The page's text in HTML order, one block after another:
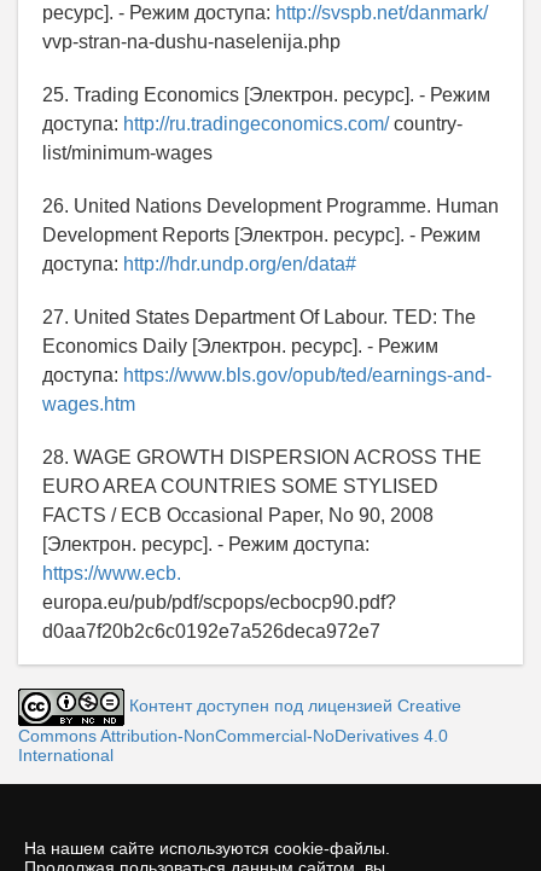
На нашем сайте используются cookie-файлы.
ресурс]. - Режим доступа: http://svspb.net/danmark/
vvp-stran-na-dushu-naselenija.php
25. Trading Economics [Электрон. ресурс]. - Режим
доступа: http://ru.tradingeconomics.com/ country-
list/minimum-wages
26. United Nations Development Programme. Human
Development Reports [Электрон. ресурс]. - Режим
доступа: http://hdr.undp.org/en/data#
27. United States Department Of Labour. TED: The
Economics Daily [Электрон. ресурс]. - Режим
доступа: https://www.bls.gov/opub/ted/earnings-and-
wages.htm
28. WAGE GROWTH DISPERSION ACROSS THE
EURO AREA COUNTRIES SOME STYLISED
FACTS / ECB Occasional Paper, No 90, 2008
[Электрон. ресурс]. - Режим доступа:
https://www.ecb.
europa.eu/pub/pdf/scpops/ecbocp90.pdf?
d0aa7f20b2c6c0192e7a526deca972e7
Контент доступен под лицензией Creative
Commons Attribution-NonCommercial-NoDerivatives 4.0
International